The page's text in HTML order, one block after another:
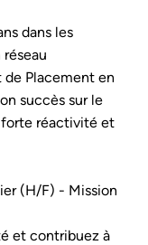
dans les
de Placement en
succès sur le
forte réactivité et
(H/F) - Mission
et contribuez à